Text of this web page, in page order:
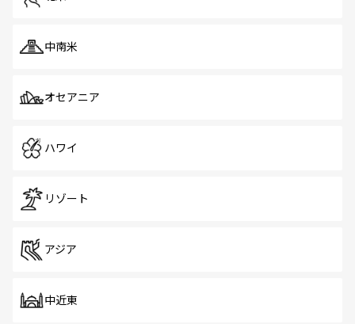
中南米
オセアニア
ハワイ
リゾート
アジア
中近東